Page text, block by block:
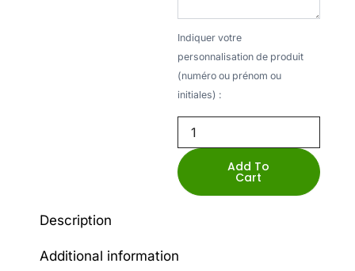
Indiquer votre
personnalisation de produit
(numéro ou prénom ou
initiales) :
Add To
Cart
Description
Additional information